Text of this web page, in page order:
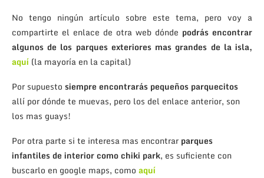
No tengo ningún artículo sobre este tema, pero voy a
compartirte el enlace de otra web dónde podrás encontrar
algunos de los parques exteriores mas grandes de la isla,
aquí (la mayoría en la capital)
Por supuesto siempre encontrarás pequeños parquecitos
allí por dónde te muevas, pero los del enlace anterior, son
los mas guays!
Por otra parte si te interesa mas encontrar parques
infantiles de interior como chiki park, es suficiente con
buscarlo en google maps, como aquí